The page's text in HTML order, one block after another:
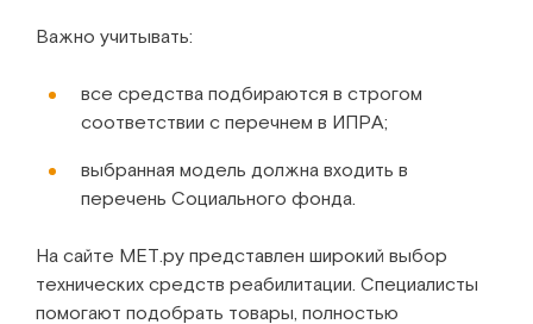
Важно учитывать:
все средства подбираются в строгом
соответствии с перечнем в ИПРА;
выбранная модель должна входить в
перечень Социального фонда.
На сайте МЕТ.ру представлен широкий выбор
технических средств реабилитации. Специалисты
помогают подобрать товары, полностью